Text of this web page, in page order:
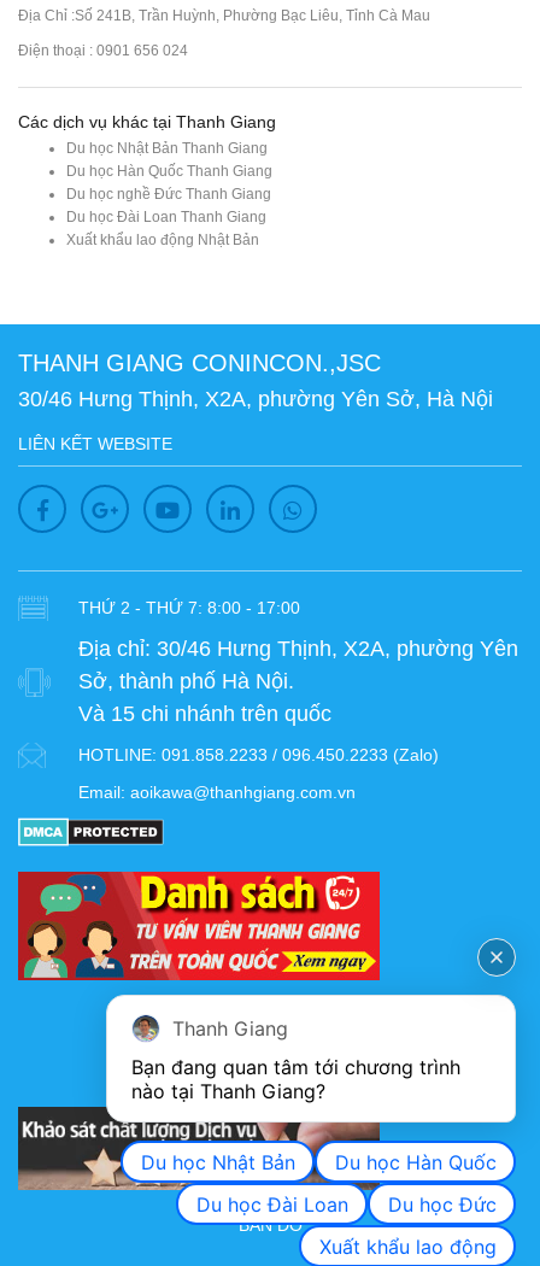
Địa Chỉ :Số 241B, Trần Huỳnh, Phường Bạc Liêu, Tỉnh Cà Mau
Điện thoại : 0901 656 024
Các dịch vụ khác tại Thanh Giang
Du học Nhật Bản Thanh Giang
Du học Hàn Quốc Thanh Giang
Du học nghề Đức Thanh Giang
Du học Đài Loan Thanh Giang
Xuất khẩu lao động Nhật Bản
THANH GIANG CONINCON.,JSC
30/46 Hưng Thịnh, X2A, phường Yên Sở, Hà Nội
LIÊN KẾT WEBSITE
THỨ 2 - THỨ 7: 8:00 - 17:00
Địa chỉ: 30/46 Hưng Thịnh, X2A, phường Yên
Sở, thành phố Hà Nội.
Và 15 chi nhánh trên quốc
HOTLINE: 091.858.2233 / 096.450.2233 (Zalo)
Email: aoikawa@thanhgiang.com.vn
KHẢO SÁT CHẤT LƯỢNG DỊCH VỤ
BẢN ĐỒ
Thanh Giang
Bạn đang quan tâm tới chương trình
nào tại Thanh Giang?
Du học Nhật Bản
Du học Hàn Quốc
Du học Đài Loan
Du học Đức
Xuất khẩu lao động